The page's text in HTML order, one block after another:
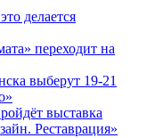
делается
переходит на
выберут 19-21
выставка
Реставрация»